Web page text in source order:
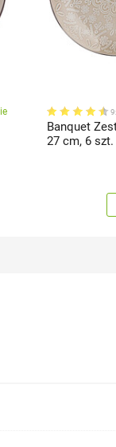
Banquet
27 cm, 6 szt.